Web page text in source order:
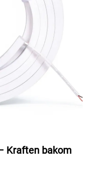
Kraften bakom